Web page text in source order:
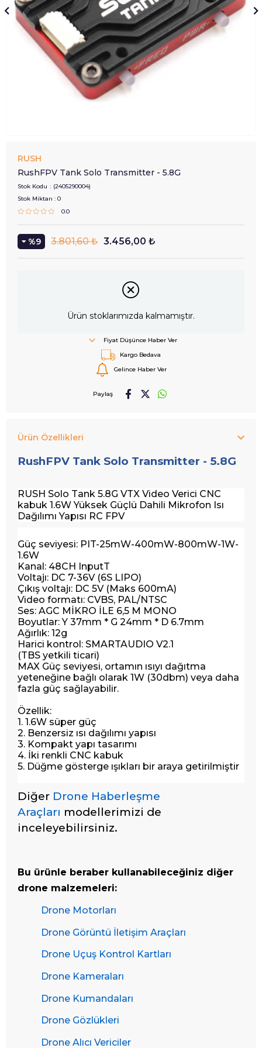
RUSH
RushFPV Tank Solo Transmitter - 5.8G
Stok Kodu
(2405290004)
Stok Miktarı : 0
0.0
9 3.801,60 ₺ 3.456,00 ₺
Ürün stoklarımızda kalmamıştır.
Fiyat Düşünce Haber Ver
Kargo Bedava
Gelince Haber Ver
Paylaş
Ürün Özellikleri
RushFPV Tank Solo Transmitter - 5.8G
RUSH Solo Tank 5.8G VTX Video Verici CNC
kabuk 1.6W Yüksek Güçlü Dahili Mikrofon Isı
Dağılımı Yapısı RC FPV
Güç seviyesi: PIT-25mW-400mW-800mW-1W-
1.6W
Kanal: 48CH InputT
Voltajı: DC 7-36V (6S LIPO)
Çıkış voltajı: DC 5V (Maks 600mA)
Video formatı: CVBS, PAL/NTSC
Ses: AGC MİKRO İLE 6,5 M MONO
Boyutlar: Y 37mm * G 24mm * D 6.7mm
Ağırlık: 12g
Harici kontrol: SMARTAUDIO V2.1
(TBS yetkili ticari)
MAX Güç seviyesi, ortamın ısıyı dağıtma
yeteneğine bağlı olarak 1W (30dbm) veya daha
fazla güç sağlayabilir.
Özellik:
1. 1.6W süper güç
2. Benzersiz ısı dağılımı yapısı
3. Kompakt yapı tasarımı
4. İki renkli CNC kabuk
5. Düğme gösterge ışıkları bir araya getirilmiştir
Diğer Drone Haberleşme
Araçları modellerimizi de
inceleyebilirsiniz.
Bu ürünle beraber kullanabileceğiniz diğer
drone malzemeleri:
Drone Motorları
Drone Görüntü İletişim Araçları
Drone Uçuş Kontrol Kartları
Drone Kameraları
Drone Kumandaları
Drone Gözlükleri
Drone Alıcı Vericiler